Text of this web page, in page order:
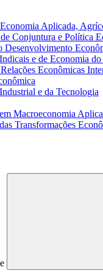
Aplicada,
Conjuntura e Política
Desenvolvimento
e de Economia
Econômicas
e da Tecnologia
Macroeconomia
Transformações